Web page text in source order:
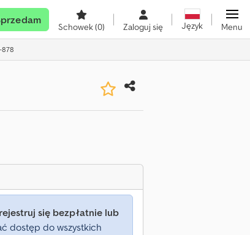
Schowek(0) Zaloguj się Język Menu
878
się bezpłatnie lub
dostęp do wszystkich